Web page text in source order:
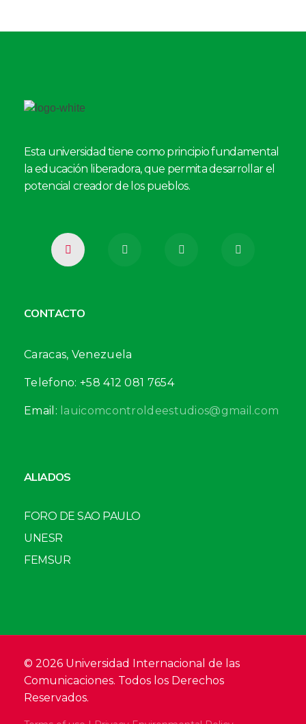
Esta universidad tiene como principio fundamental
la educación liberadora, que permita desarrollar el
potencial creador de los pueblos.
CONTACTO
Caracas, Venezuela
Telefono: +58 412 081 7654
Email: lauicomcontroldeestudios@gmail.com
ALIADOS
FORO DE SAO PAULO
UNESR
FEMSUR
© 2026 Universidad Internacional de las
Comunicaciones. Todos los Derechos
Reservados.